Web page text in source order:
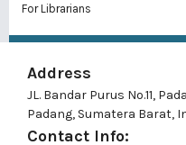
For Librarians
Address
JL. Bandar Purus No.11,
Padang, Sumatera Barat,
Contact Info: